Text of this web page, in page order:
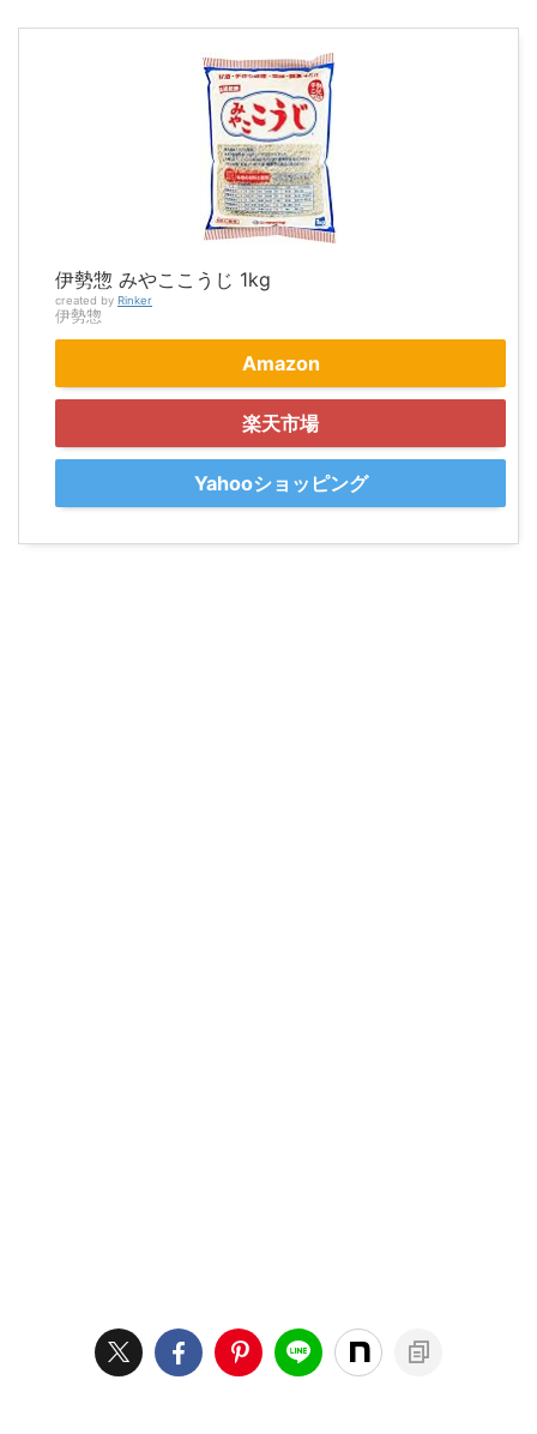
伊勢惣 みやここうじ 1kg
created by Rinker
伊勢惣
Amazon
楽天市場
Yahooショッピング